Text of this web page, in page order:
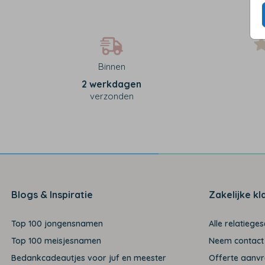
Binnen
2 werkdagen
verzonden
Blogs & Inspiratie
Top 100 jongensnamen
Top 100 meisjesnamen
Bedankcadeautjes voor juf en meester
Zakelijke
Alle
Neem
Offerte